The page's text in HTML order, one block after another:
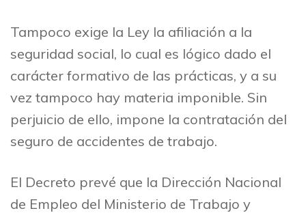
Tampoco exige la Ley la afiliación a la
seguridad social, lo cual es lógico dado el
carácter formativo de las prácticas, y a su
vez tampoco hay materia imponible. Sin
perjuicio de ello, impone la contratación del
seguro de accidentes de trabajo.
El Decreto prevé que la Dirección Nacional
de Empleo del Ministerio de Trabajo y